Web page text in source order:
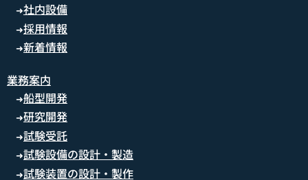
➜社内設備
➜採用情報
➜新着情報
業務案内
➜船型開発
➜研究開発
➜試験受託
➜試験設備の設計・製造
➜試験装置の設計・製作